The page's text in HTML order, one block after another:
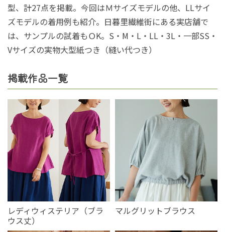
型、計27点を掲載。今回はＭサイズモデルの他、LLサイ
ズモデルの着用例も紹介。日暮里繊維街にある実店舗で
は、サンプルの試着もＯK。S・M・L・LL・3L・一部SS・
Vサイズの実物大型紙つき（縫い代つき）
掲載作品一覧
レディウィステリア（ブラ
ウス丈）
マルグリットブラウス